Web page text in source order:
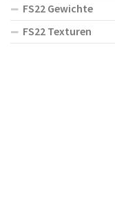
FS22 Gewichte
FS22 Texturen